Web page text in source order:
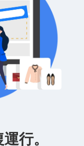
行。